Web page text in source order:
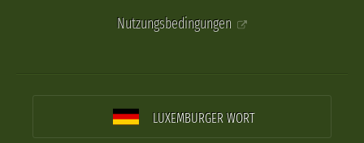
Nutzungsbedingungen
LUXEMBURGER WORT